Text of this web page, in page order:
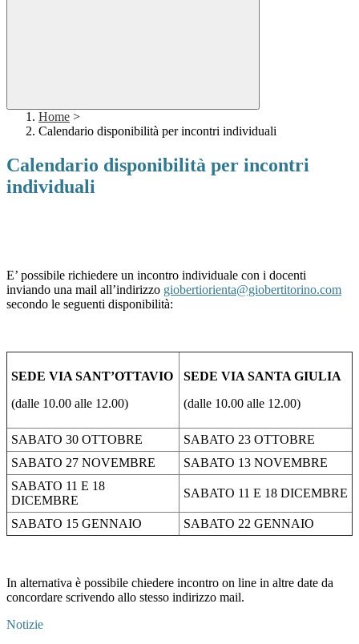
Home >
Calendario disponibilità per incontri individuali
Calendario disponibilità per incontri
individuali
E’ possibile richiedere un incontro individuale con i docenti
inviando una mail all’indirizzo giobertiorienta@giobertitorino.com
secondo le seguenti disponibilità:
SEDE VIA SANT’OTTAVIO
(dalle 10.00 alle 12.00)
SEDE VIA SANTA GIULIA
(dalle 10.00 alle 12.00)
SABATO 30 OTTOBRE
SABATO 23 OTTOBRE
SABATO 27 NOVEMBRE
SABATO 13 NOVEMBRE
SABATO 11 E 18
DICEMBRE
SABATO 11 E 18 DICEMBRE
SABATO 15 GENNAIO SABATO 22 GENNAIO
In alternativa è possibile chiedere incontro on line in altre date da
concordare scrivendo allo stesso indirizzo mail.
Notizie